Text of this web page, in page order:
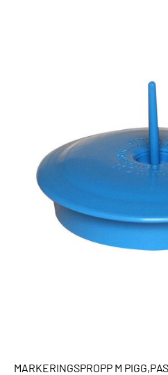
MARKERINGSPROPP M